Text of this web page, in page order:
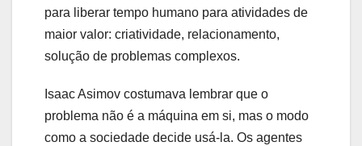
para liberar tempo humano para atividades de
maior valor: criatividade, relacionamento,
solução de problemas complexos.
Isaac Asimov costumava lembrar que o
problema não é a máquina em si, mas o modo
como a sociedade decide usá-la. Os agentes